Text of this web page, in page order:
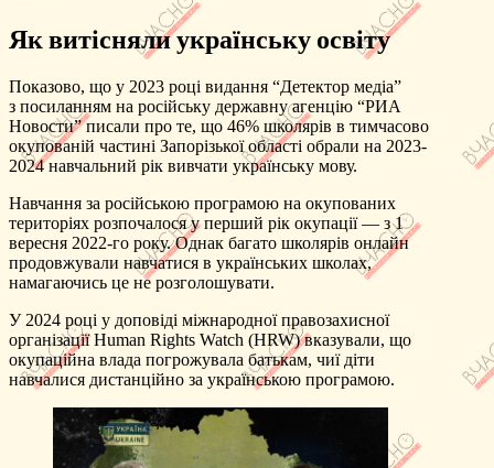
Як витісняли українську освіту
Показово, що у 2023 році видання “Детектор медіа”
з посиланням на російську державну агенцію “РИА
Новости” писали про те, що 46% школярів в тимчасово
окупованій частині Запорізької області обрали на 2023-
2024 навчальний рік вивчати українську мову.
Навчання за російською програмою на окупованих
територіях розпочалося у перший рік окупації — з 1
вересня 2022-го року. Однак багато школярів онлайн
продовжували навчатися в українських школах,
намагаючись це не розголошувати.
У 2024 році у доповіді міжнародної правозахисної
організації Human Rights Watch (HRW) вказували, що
окупаційна влада погрожувала батькам, чиї діти
навчалися дистанційно за українською програмою.